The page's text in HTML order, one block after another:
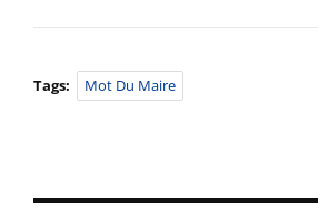
Tags: Mot Du Maire